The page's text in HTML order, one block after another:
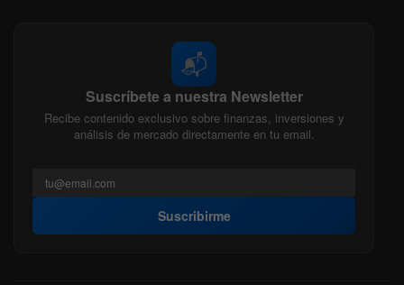
📬
Suscríbete a nuestra Newsletter
Recibe contenido exclusivo sobre finanzas, inversiones y
análisis de mercado directamente en tu email.
Suscribirme